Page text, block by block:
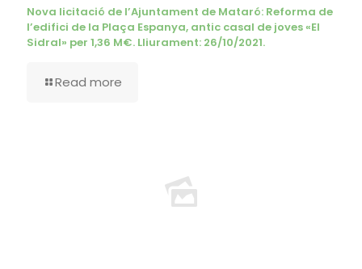
Nova licitació de l’Ajuntament de Mataró: Reforma de
l’edifici de la Plaça Espanya, antic casal de joves «El
Sidral» per 1,36 M€. Lliurament: 26/10/2021.
Read more